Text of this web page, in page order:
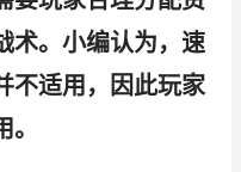
术。小编认为，速
不适用，因此玩家